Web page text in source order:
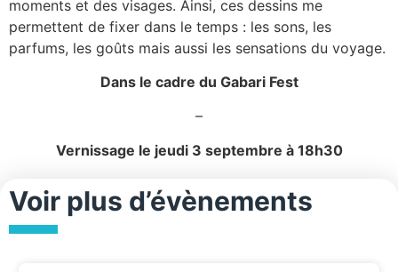
moments et des visages. Ainsi, ces dessins me
permettent de fixer dans le temps : les sons, les
parfums, les goûts mais aussi les sensations du voyage.
Dans le cadre du Gabari Fest
–
Vernissage le jeudi 3 septembre à 18h30
Voir plus d’évènements